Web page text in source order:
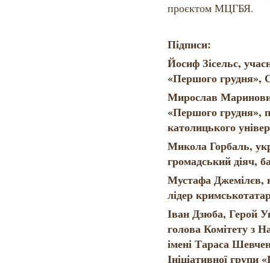
проєктом МЦГБЯ.
Підписи:
Йосиф Зісельс,
«Першого грудня»,
Мирослав
«Першого грудня»,
католицького
Микола Горбаль,
громадський діяч,
Мустафа Джемілєв,
лідер
Іван Дзюба, Герой
голова Комітету з
імені Тараса
Ініціативної групи